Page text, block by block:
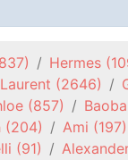
Hermes
(2646)
(857)
(204) Ami (197)
(91)